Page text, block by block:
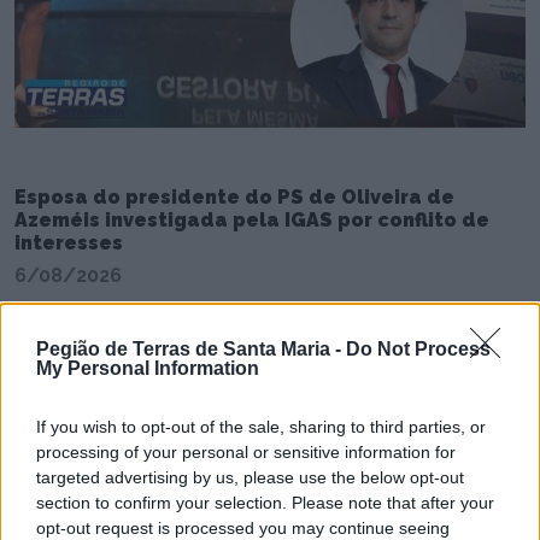
Pegião de Terras de Santa Maria - Do Not Process
My Personal Information
If you wish to opt-out of the sale, sharing to third parties, or
processing of your personal or sensitive information for
targeted advertising by us, please use the below opt-out
section to confirm your selection. Please note that after your
opt-out request is processed you may continue seeing
Esposa do presidente do PS de Oliveira de
Azeméis investigada pela IGAS por conflito de
interesses
6/08/2026